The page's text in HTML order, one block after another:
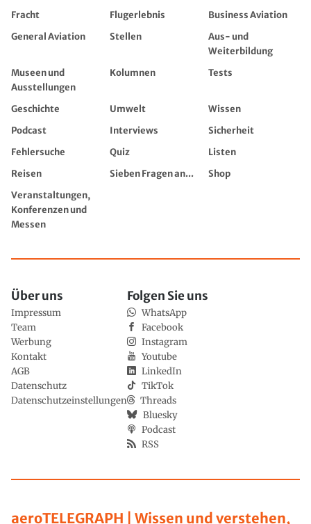
Fracht
Flugerlebnis
Business Aviation
General Aviation
Stellen
Aus- und
Weiterbildung
Museen und
Ausstellungen
Kolumnen Tests
Geschichte Umwelt
Wissen
Podcast
Interviews
Sicherheit
Fehlersuche
Quiz
Listen
Reisen
Sieben Fragen an...
Shop
Veranstaltungen,
Konferenzen und
Messen
aeroTELEGRAPH | Wissen und verstehen,
Über uns
Impressum
Team
Werbung
Kontakt
AGB
Datenschutz
Datenschutzeinstellungen
Folgen Sie uns
WhatsApp
Facebook
Instagram
Youtube
LinkedIn
TikTok
Threads
Bluesky
Podcast
RSS